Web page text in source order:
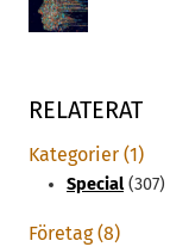
RELATERAT
Kategorier (1)
Special(307)
Företag (8)